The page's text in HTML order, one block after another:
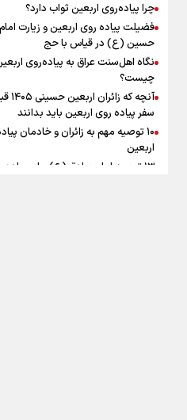
اینفوبرنا/ سقف معافیت مالیاتی
حقوق کارکنان دولت و
در بودجه ۱۴۰۵ چقدر است؟
چرا پیاده‌روی اربعین ثواب دارد؟
فضیلت پیاده روی اربعین و زیارت امام
حسین (ع) در قیاس با حج
نگاه اهل‌سنت عراق به پیاده‌روی
چیست؟
آنچه که
سفر پیاده روی اربعین باید بدانند
۱۰ توصیه مهم به زائران و خادمان
اربعین
۱۳ توصیه امام صادق (ع) برای